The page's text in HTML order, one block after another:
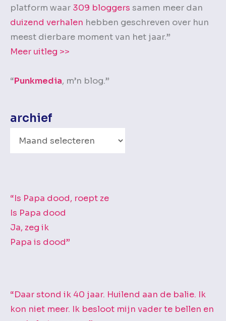
platform waar 309 bloggers samen meer dan
duizend verhalen hebben geschreven over hun
meest dierbare moment van het jaar.”
Meer uitleg >>
“Punkmedia, m’n blog.”
archief
i
e
f
“Is Papa dood, roept ze
Is Papa dood
Ja, zeg ik
Papa is dood”
“Daar stond ik 40 jaar. Huilend aan de balie. Ik
kon niet meer. Ik besloot mijn vader te bellen en